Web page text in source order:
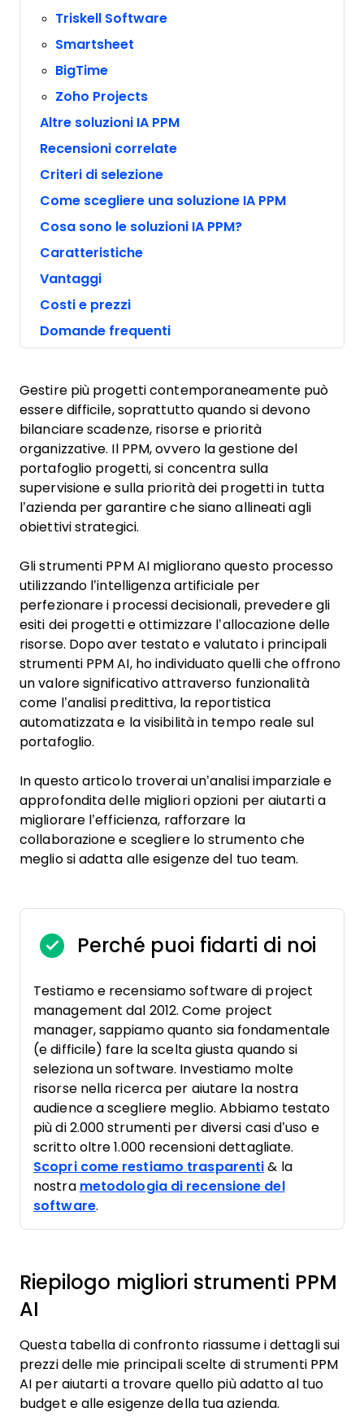
Triskell Software
Smartsheet
BigTime
Zoho Projects
Altre soluzioni IA PPM
Recensioni correlate
Criteri di selezione
Come scegliere una soluzione IA PPM
Cosa sono le soluzioni IA PPM?
Caratteristiche
Vantaggi
Costi e prezzi
Domande frequenti
Gestire più progetti contemporaneamente può
essere difficile, soprattutto quando si devono
bilanciare scadenze, risorse e priorità
organizzative. Il PPM, ovvero la gestione del
portafoglio progetti, si concentra sulla
supervisione e sulla priorità dei progetti in tutta
l’azienda per garantire che siano allineati agli
obiettivi strategici.
Gli strumenti PPM AI migliorano questo processo
utilizzando l’intelligenza artificiale per
perfezionare i processi decisionali, prevedere gli
esiti dei progetti e ottimizzare l’allocazione delle
risorse. Dopo aver testato e valutato i principali
strumenti PPM AI, ho individuato quelli che offrono
un valore significativo attraverso funzionalità
come l’analisi predittiva, la reportistica
automatizzata e la visibilità in tempo reale sul
portafoglio.
In questo articolo troverai un’analisi imparziale e
approfondita delle migliori opzioni per aiutarti a
migliorare l’efficienza, rafforzare la
collaborazione e scegliere lo strumento che
meglio si adatta alle esigenze del tuo team.
Perché puoi fidarti di noi
Testiamo e recensiamo software di project
management dal 2012. Come project
manager, sappiamo quanto sia fondamentale
(e difficile) fare la scelta giusta quando si
seleziona un software. Investiamo molte
risorse nella ricerca per aiutare la nostra
audience a scegliere meglio. Abbiamo testato
più di 2.000 strumenti per diversi casi d’uso e
scritto oltre 1.000 recensioni dettagliate.
Scopri come restiamo trasparenti & la
nostra metodologia di recensione del
software.
Riepilogo migliori strumenti PPM
AI
Questa tabella di confronto riassume i dettagli sui
prezzi delle mie principali scelte di strumenti PPM
AI per aiutarti a trovare quello più adatto al tuo
budget e alle esigenze della tua azienda.